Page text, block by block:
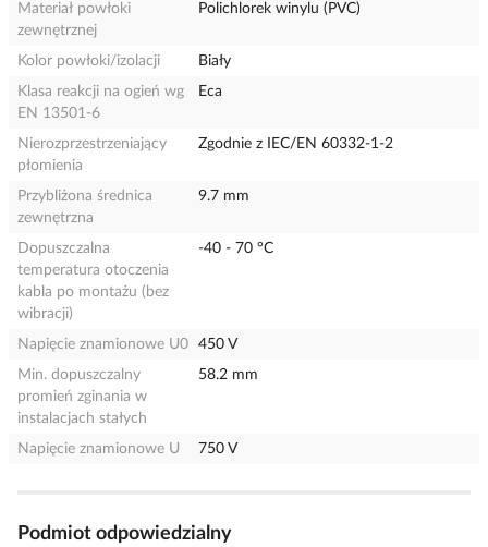
Materiał powłoki
zewnętrznej
Polichlorek winylu (PVC)
Kolor powłoki/izolacji
Biały
Klasa reakcji na ogień wg
EN 13501-6
Eca
Nierozprzestrzeniający
płomienia
Zgodnie z IEC/EN 60332-1-2
Przybliżona średnica
zewnętrzna
9.7 mm
Dopuszczalna
temperatura otoczenia
kabla po montażu (bez
wibracji)
-40 - 70 °C
Napięcie znamionowe U0
450 V
Min. dopuszczalny
promień zginania w
instalacjach stałych
58.2 mm
Napięcie znamionowe U 750 V
Podmiot odpowiedzialny